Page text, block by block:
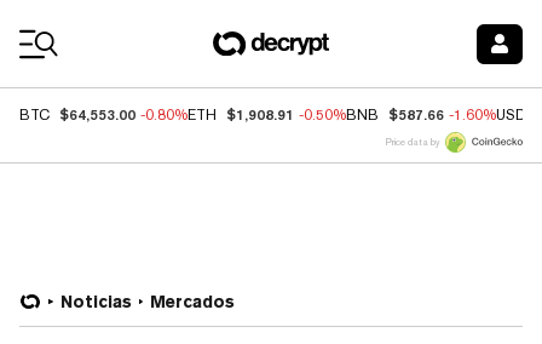
BTC $64,553.00 -0.80%ETH $1,908.91 -0.50%BNB $587.66 -1.60%USDC
Price data by
Noticias Mercados